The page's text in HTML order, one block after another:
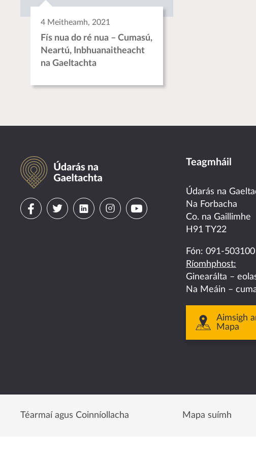
4 Meitheamh, 2021
Fís nua do ré nua – Cumasú,
Neartú, Inbhuanaitheacht
na Gaeltachta
Údarás na Gaeltachta
VisitVisitVisitVisit
instagram
Visit
youtube
Teagmháil
Údarás na
Na Forbacha
Co. na Gaillimhe
H91 TY22
Fón: 091-503100
Ríomhphost:
Ginearálta –
Na Meáin –
Aimsigh
Mapa
Téarmaí agus Coinníollacha Mapa suímh